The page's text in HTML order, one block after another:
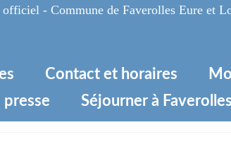
officiel - Commune de Faverolles Eure et
Contact et horaires
presse
Séjourner à Faverolles